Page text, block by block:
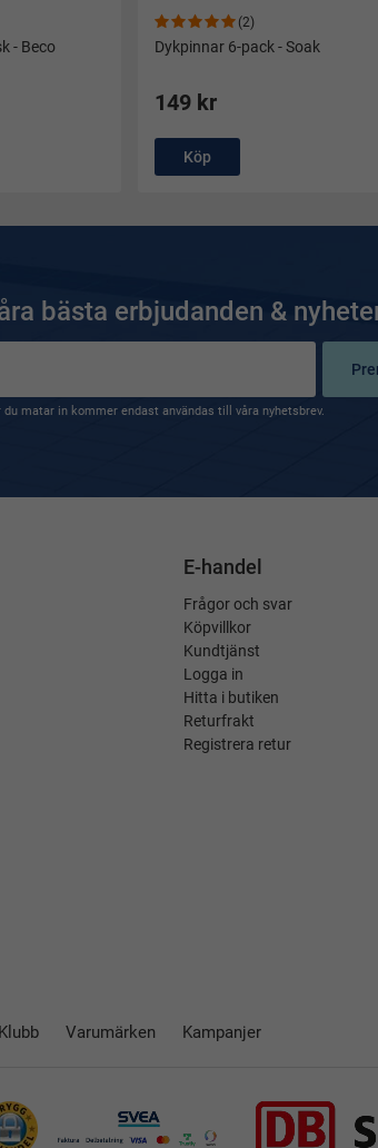
- Beco
(2)
Dykpinnar 6-pack - Soak
149 kr
Köp
bästa erbjudanden &
du matar in kommer endast användas till våra nyhetsbrev.
E-handel
Frågor och svar
Köpvillkor
Kundtjänst
Logga in
Hitta i butiken
Returfrakt
Registrera retur
Klubb Varumärken Kampanjer